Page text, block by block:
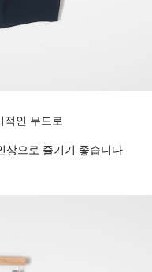
적인 무드로
상으로 즐기기 좋습니다